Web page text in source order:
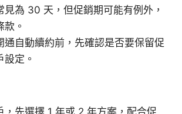
見為 30 天，但促銷期可能有例外，
。
通自動續約前，先確認是否要保留促
定。
，先選擇 1 年或 2 年方案，配合促